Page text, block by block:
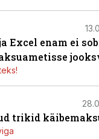
Excel enam ei
trikid